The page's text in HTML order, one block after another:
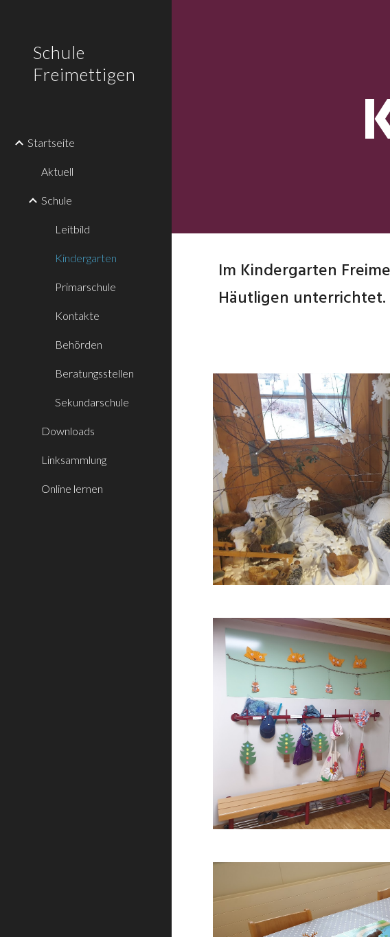
Schule
Freimettigen
Startseite
Aktuell
Schule
Leitbild
Kindergarten
Primarschule
Kontakte
Behörden
Beratungsstellen
Sekundarschule
Downloads
Linksammlung
Online lernen
Im Kindergarten
Häutligen unterrichtet.